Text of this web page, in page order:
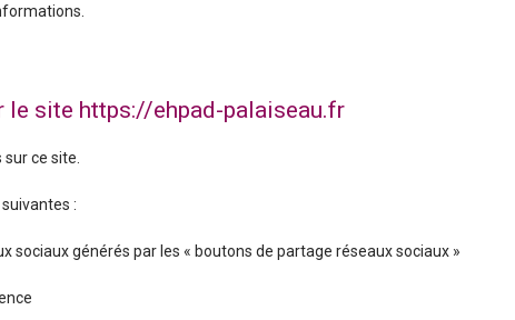
le site https://ehpad-palaiseau.fr
ce site.
suivantes :
sociaux générés par les « boutons de partage réseaux sociaux »